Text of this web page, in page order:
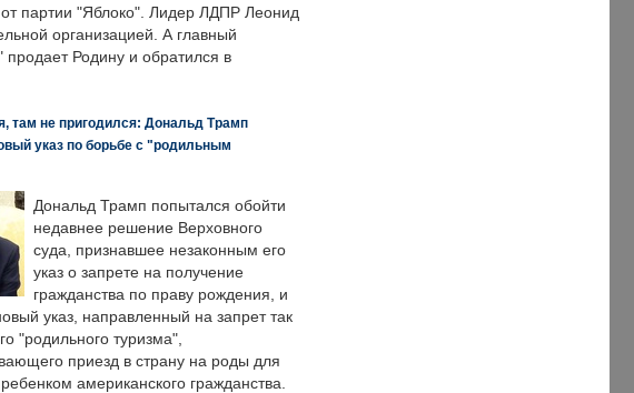
от партии "Яблоко". Лидер ЛДПР Леонид
организацией. А главный
Родину и обратился в
там не пригодился: Дональд Трамп
указ по борьбе с "родильным
Дональд Трамп попытался обойти
недавнее решение Верховного
суда, признавшее незаконным его
указ о запрете на получение
гражданства по праву рождения, и
указ, направленный на запрет так
"родильного туризма",
приезд в страну на роды для
американского гражданства.